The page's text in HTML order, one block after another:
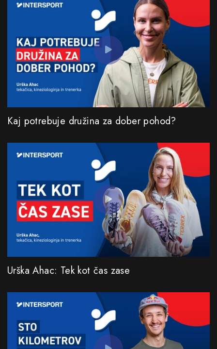
Kaj potrebuje družina za dober pohod?
Urška Ahac: Tek kot čas zase